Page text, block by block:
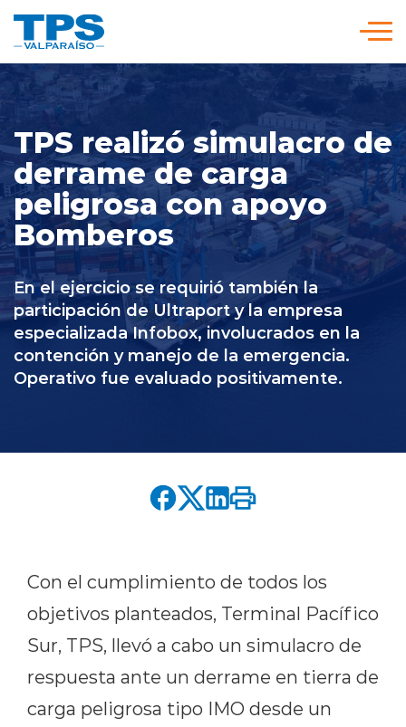
Somos TPS
Nuestra Visión Estratégica
Servicios y Tarifas
Políticas y Procedimientos
Prensa
TPS realizó simulacro de
derrame de carga
peligrosa con apoyo
Bomberos
En el ejercicio se requirió también la
participación de Ultraport y la empresa
especializada Infobox, involucrados en la
contención y manejo de la emergencia.
Operativo fue evaluado positivamente.
Con el cumplimiento de todos los
objetivos planteados, Terminal Pacífico
Sur, TPS, llevó a cabo un simulacro de
respuesta ante un derrame en tierra de
carga peligrosa tipo IMO desde un